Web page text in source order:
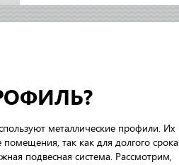
металлические профили. Их
так как для долгого срока
подвесная система. Рассмотрим,